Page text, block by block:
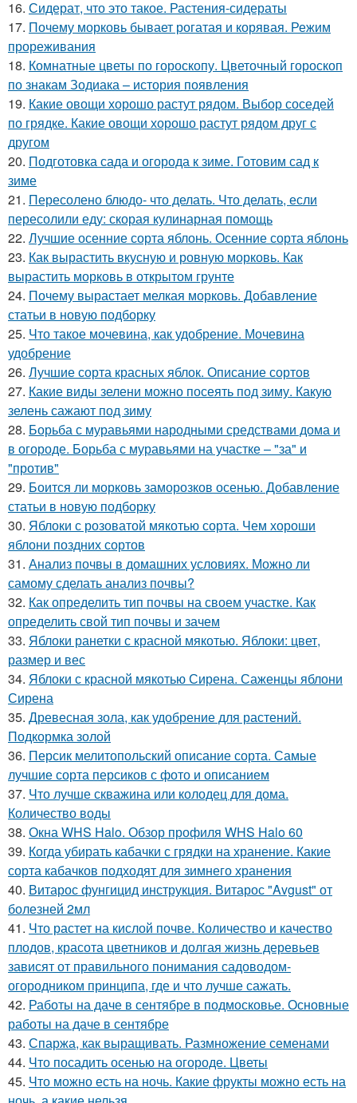
16. Сидерат, что это такое. Растения-сидераты
17. Почему морковь бывает рогатая и корявая. Режим
прореживания
18. Комнатные цветы по гороскопу. Цветочный гороскоп
по знакам Зодиака – история появления
19. Какие овощи хорошо растут рядом. Выбор соседей
по грядке. Какие овощи хорошо растут рядом друг с
другом
20. Подготовка сада и огорода к зиме. Готовим сад к
зиме
21. Пересолено блюдо- что делать. Что делать, если
пересолили еду: скорая кулинарная помощь
22. Лучшие осенние сорта яблонь. Осенние сорта яблонь
23. Как вырастить вкусную и ровную морковь. Как
вырастить морковь в открытом грунте
24. Почему вырастает мелкая морковь. Добавление
статьи в новую подборку
25. Что такое мочевина, как удобрение. Мочевина
удобрение
26. Лучшие сорта красных яблок. Описание сортов
27. Какие виды зелени можно посеять под зиму. Какую
зелень сажают под зиму
28. Борьба с муравьями народными средствами дома и
в огороде. Борьба с муравьями на участке – "за" и
"против"
29. Боится ли морковь заморозков осенью. Добавление
статьи в новую подборку
30. Яблоки с розоватой мякотью сорта. Чем хороши
яблони поздних сортов
31. Анализ почвы в домашних условиях. Можно ли
самому сделать анализ почвы?
32. Как определить тип почвы на своем участке. Как
определить свой тип почвы и зачем
33. Яблоки ранетки с красной мякотью. Яблоки: цвет,
размер и вес
34. Яблоки с красной мякотью Сирена. Саженцы яблони
Сирена
35. Древесная зола, как удобрение для растений.
Подкормка золой
36. Персик мелитопольский описание сорта. Самые
лучшие сорта персиков с фото и описанием
37. Что лучше скважина или колодец для дома.
Количество воды
38. Окна WHS Halo. Обзор профиля WHS Halo 60
39. Когда убирать кабачки с грядки на хранение. Какие
сорта кабачков подходят для зимнего хранения
40. Витарос фунгицид инструкция. Витарос "Avgust" от
болезней 2мл
41. Что растет на кислой почве. Количество и качество
плодов, красота цветников и долгая жизнь деревьев
зависят от правильного понимания садоводом-
огородником принципа, где и что лучше сажать.
42. Работы на даче в сентябре в подмосковье. Основные
работы на даче в сентябре
43. Спаржа, как выращивать. Размножение семенами
44. Что посадить осенью на огороде. Цветы
45. Что можно есть на ночь. Какие фрукты можно есть на